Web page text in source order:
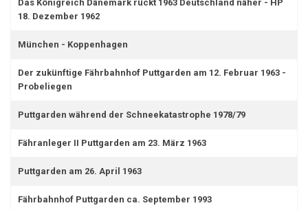
Das Königreich Dänemark rückt 1963 Deutschland näher - HP
18. Dezember 1962
München - Koppenhagen
Der zukünftige Fährbahnhof Puttgarden am 12. Februar 1963 -
Probeliegen
Puttgarden während der Schneekatastrophe 1978/79
Fähranleger II Puttgarden am 23. März 1963
Puttgarden am 26. April 1963
Fährbahnhof Puttgarden ca. September 1993